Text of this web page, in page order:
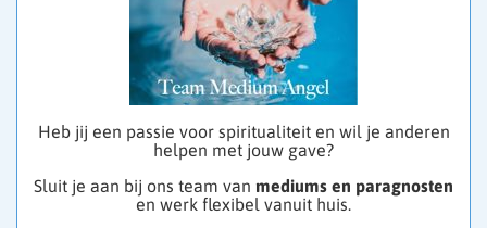
Heb jij een passie voor spiritualiteit en wil je anderen
helpen met jouw gave?
Sluit je aan bij ons team van mediums en paragnosten
en werk flexibel vanuit huis.